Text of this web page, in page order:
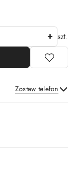
szt.
Zostaw telefon